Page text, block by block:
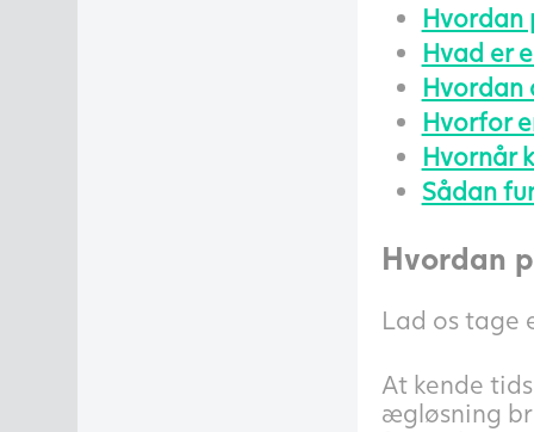
Hvordan
Hvad er
Hvordan
Hvorfor
Hvornår
Sådan
Hvordan
Lad os tage
At kende
ægløsning